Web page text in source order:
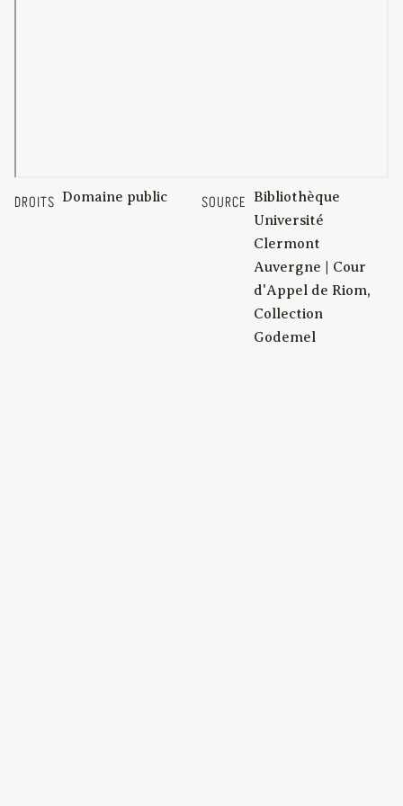
DROITS Domaine public SOURCE
Bibliothèque
Université
Clermont
Auvergne | Cour
d'Appel de Riom,
Collection
Godemel